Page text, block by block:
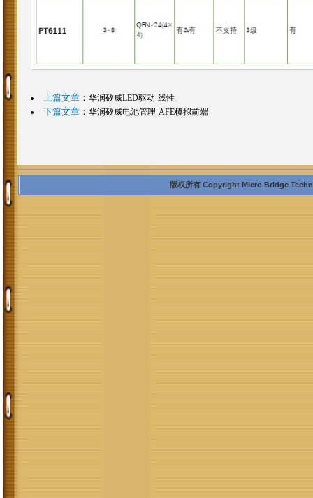
上篇文章： 华润矽威LED驱动-线性
下篇文章： 华润矽威电池管理-AFE模拟前端
版权所有 Copyright Micro Bridge